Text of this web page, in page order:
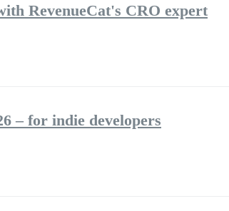
RevenueCat's CRO expert
– for indie developers